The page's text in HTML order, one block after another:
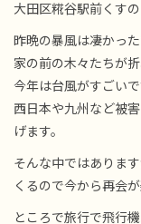
大田区糀谷駅前くすの
昨晩の暴風は凄かった
家の前の木々たちが
今年は台風がすごいで
西日本や九州など被
げます。
そんな中ではありま
くるので今から再会が
ところで旅行で飛行